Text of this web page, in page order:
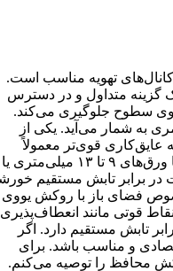
تهویه مناسب است.
خرید عایق رولی الاستومری 19 میلی متر لینکران یک گزینه متداول و در دسترس
سطوح جلوگیری می‌کند.
به شمار می‌آید. یکی از
قوی‌تر معمولاً
عملکرد کمتری نسبت به نمونه‌های ضخیم‌تر نشان می‌دهد. عایق رولی الاستومری 19 میلی متر لینکران در مقایسه با ورق‌های ۹ تا ۱۳ میلی‌متری یا
در برابر تابش مستقیم
فضای باز با روکش یووی
قوتی مانند
تابش مستقیم دارد. اگر
و مناسب باشد. برای
محافظ را توصیه می‌کنم.